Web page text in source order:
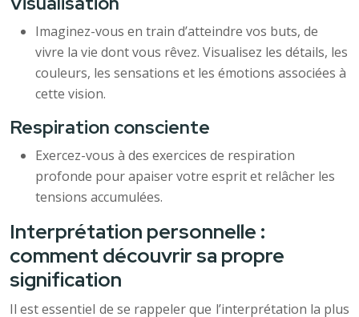
Imaginez-vous en train d’atteindre vos buts, de
vivre la vie dont vous rêvez. Visualisez les détails, les
couleurs, les sensations et les émotions associées à
cette vision.
Respiration consciente
Exercez-vous à des exercices de respiration
profonde pour apaiser votre esprit et relâcher les
tensions accumulées.
Interprétation personnelle :
comment découvrir sa propre
signification
Il est essentiel de se rappeler que l’interprétation la plus